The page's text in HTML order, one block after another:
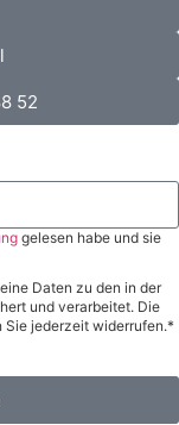
52
gelesen habe und sie
Daten zu den in der
und verarbeitet. Die
Sie jederzeit widerrufen.*